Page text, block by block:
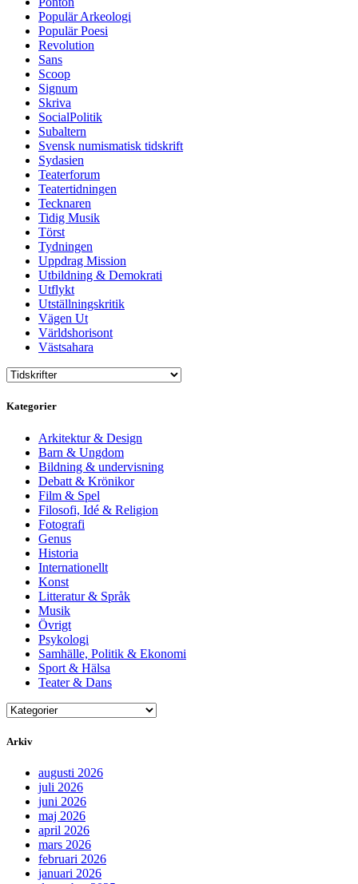
Populär Arkeologi
Populär Poesi
Revolution
Sans
Scoop
Signum
Skriva
SocialPolitik
Subaltern
Svensk numismatisk tidskrift
Sydasien
Teaterforum
Teatertidningen
Tecknaren
Tidig Musik
Törst
Tydningen
Uppdrag Mission
Utbildning & Demokrati
Utflykt
Utställningskritik
Vägen Ut
Världshorisont
Västsahara
Kategorier
Arkitektur & Design
Barn & Ungdom
Bildning & undervisning
Debatt & Krönikor
Film & Spel
Filosofi, Idé & Religion
Fotografi
Genus
Historia
Internationellt
Konst
Litteratur & Språk
Musik
Övrigt
Psykologi
Samhälle, Politik & Ekonomi
Sport & Hälsa
Teater & Dans
Arkiv
augusti 2026
juli 2026
juni 2026
maj 2026
april 2026
mars 2026
februari 2026
januari 2026